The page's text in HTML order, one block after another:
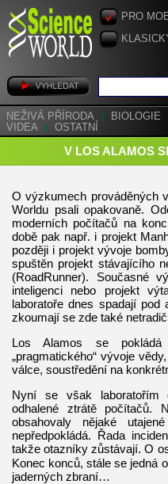
PRO
NEŽIVÁ PŘÍRODA BIOLOGIE
VIDEA
OSTATNÍ
V LOS ALAMOS
O výzkumech prováděných
Worldu psali opakovaně.
moderních počítačů na
době pak např. i projekt
později i projekt vývoje
spuštěn projekt stávajícího
(RoadRunner). Současné
inteligenci nebo projekt
laboratoře dnes spadají pod
zkoumají se zde také
Los Alamos se
„pragmatického“ vývoje
válce, soustředění na
Nyní se však laboratořím
odhalené ztrátě počítačů.
obsahovaly nějaké
nepředpokládá. Řada
takže otazníky zůstávají. O
Konec konců, stále se jedná
jaderných zbraní…